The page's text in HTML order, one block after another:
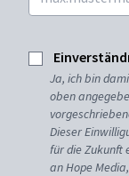
Ja, ich bin
oben
Dieser
für die Zukunft
an Hope